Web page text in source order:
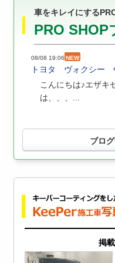
車をキレイにする
PRO SHOP
08/08 19:06 NEW
トヨタ ヴォクシー
こんにちは♪エザキ
は、、、...
ブロ
掲